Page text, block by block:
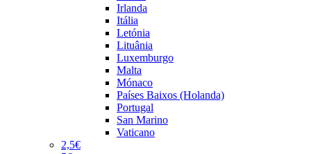
Irlanda
Itália
Letónia
Lituânia
Luxemburgo
Malta
Mónaco
Países Baixos (Holanda)
Portugal
San Marino
Vaticano
2,5€